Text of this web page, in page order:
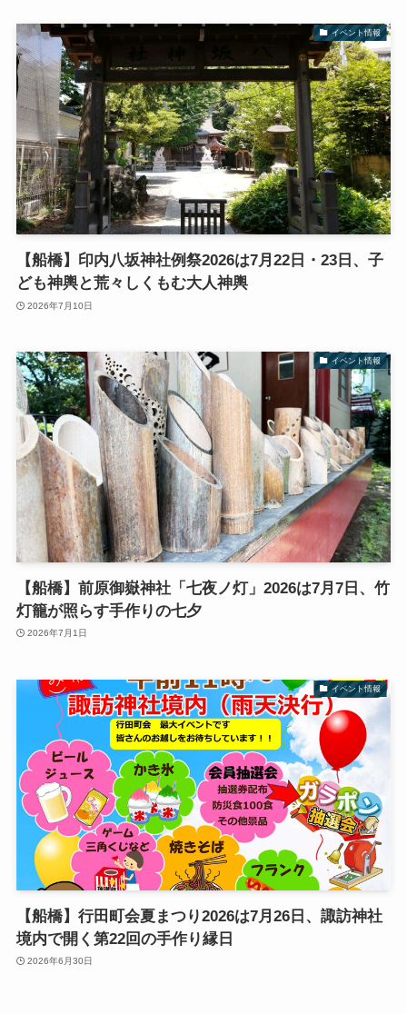
イベント情報
【船橋】印内八坂神社例祭2026は7月22日・23日、子
ども神輿と荒々しくもむ大人神輿
2026年7月10日
イベント情報
【船橋】前原御嶽神社「七夜ノ灯」2026は7月7日、竹
灯籠が照らす手作りの七夕
2026年7月1日
イベント情報
【船橋】行田町会夏まつり2026は7月26日、諏訪神社
境内で開く第22回の手作り縁日
2026年6月30日